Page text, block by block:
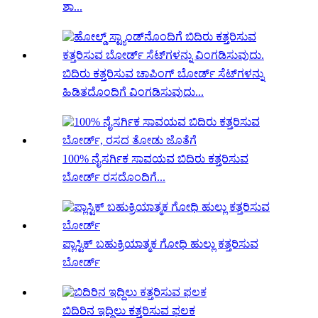
ಶಾ...
ಬಿದಿರು ಕತ್ತರಿಸುವ ಚಾಪಿಂಗ್ ಬೋರ್ಡ್ ಸೆಟ್‌ಗಳನ್ನು
ಹಿಡಿತದೊಂದಿಗೆ ವಿಂಗಡಿಸುವುದು...
100% ನೈಸರ್ಗಿಕ ಸಾವಯವ ಬಿದಿರು ಕತ್ತರಿಸುವ
ಬೋರ್ಡ್ ರಸದೊಂದಿಗೆ...
ಪ್ಲಾಸ್ಟಿಕ್ ಬಹುಕ್ರಿಯಾತ್ಮಕ ಗೋಧಿ ಹುಲ್ಲು ಕತ್ತರಿಸುವ
ಬೋರ್ಡ್
ಬಿದಿರಿನ ಇದ್ದಿಲು ಕತ್ತರಿಸುವ ಫಲಕ